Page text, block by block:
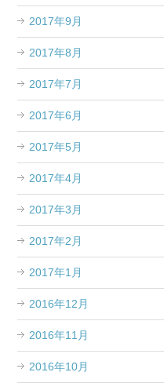
2017年9月
2017年8月
2017年7月
2017年6月
2017年5月
2017年4月
2017年3月
2017年2月
2017年1月
2016年12月
2016年11月
2016年10月